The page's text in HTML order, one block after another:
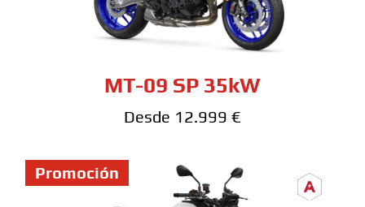
MT-09 SP 35kW
Desde 12.999 €
Promoción